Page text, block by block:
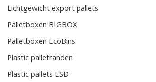
Lichtgewicht export pallets
Palletboxen BIGBOX
Palletboxen EcoBins
Plastic palletranden
Plastic pallets ESD